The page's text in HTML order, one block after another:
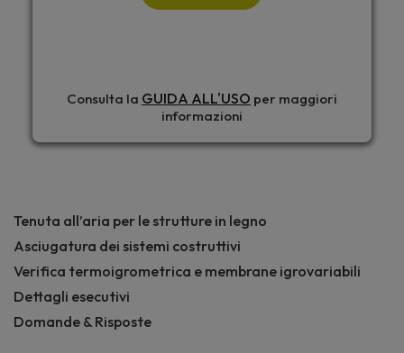
Consulta la GUIDA ALL'USO per maggiori
informazioni
Tenuta all’aria per le strutture in legno
Asciugatura dei sistemi costruttivi
Verifica termoigrometrica e membrane igrovariabili
Dettagli esecutivi
Domande & Risposte